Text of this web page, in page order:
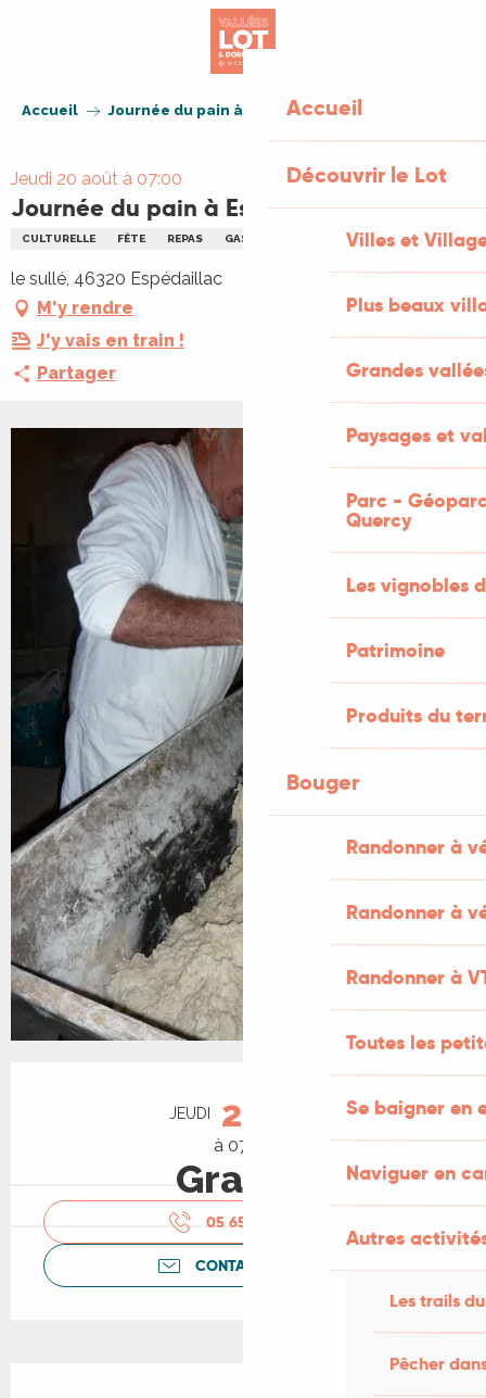
Accueil
Découvrir le Lot
Villes et
Plus beaux
Grandes
Paysages et
Parc -
Quercy
Les vignobles
Patrimoine
Produits du
Bouger
Randonner à
Randonner à
Randonner à
Toutes les
Se baigner en
Naviguer en
Autres
Les trails
Pêcher
Accueil Journée du pain à Espédaillac
Jeudi 20 août à 07:00
Journée du pain à Espédaillac
CULTURELLE FÊTE REPAS GASTRONOMIE PATRIMOINE REPAS
le sullé, 46320 Espédaillac
M'y rendre
J'y vais en train !
Partager
Ouverture et coordonnées
JEUDI 20
à 07:00
Gratuit
05 65 40 57
CONTACTEZ-NOUS